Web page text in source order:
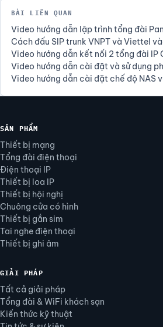
BÀI LIÊN QUAN
Video hướng dẫn lập trình tổng đài
Cách đấu SIP trunk VNPT và Viettel
Video hướng dẫn kết nối 2 tổng đài IP
Video hướng dẫn cài đặt và sử dụng
Video hướng dẫn cài đặt chế độ NAS
SẢN PHẨM
Thiết bị mạng
Tổng đài điện thoại
Điện thoại IP
Thiết bị loa IP
Thiết bị hội nghị
Chuông cửa có hình
Thiết bị gắn sim
Tai nghe điện thoại
Thiết bị ghi âm
GIẢI PHÁP
Tất cả giải pháp
Tổng đài & WiFi khách sạn
Kiến thức kỹ thuật